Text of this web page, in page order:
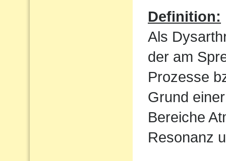
Definition:
Als
der am
Prozesse
Grund
Bereiche
Resonanz